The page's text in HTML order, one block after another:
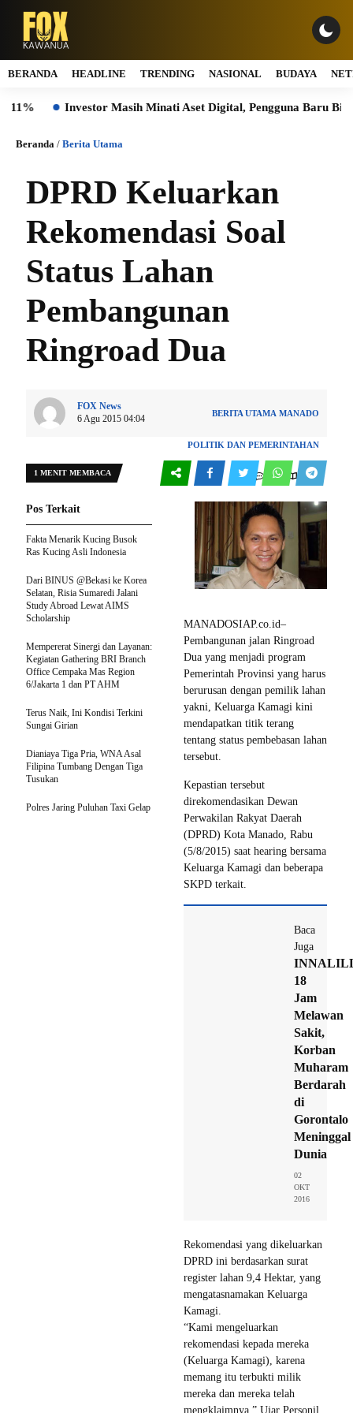
BERANDA HEADLINE TRENDING NASIONAL BUDAYA
Investor Masih Minati Aset Digital, Pengguna Baru Bittime
Beranda / Berita Utama
DPRD Keluarkan
Rekomendasi Soal
Status Lahan
Pembangunan
Ringroad Dua
FOX News
6 Agu 2015 04:04
BERITA UTAMA MANADO
POLITIK DAN PEMERINTAHAN
0 127
1 MENIT MEMBACA
MANADOSIAP.co.id–
Pembangunan jalan Ringroad
Dua yang menjadi program
Pemerintah Provinsi yang harus
berurusan dengan pemilik lahan
yakni, Keluarga Kamagi kini
mendapatkan titik terang
tentang status pembebasan lahan
tersebut.
Kepastian tersebut
direkomendasikan Dewan
Perwakilan Rakyat Daerah
(DPRD) Kota Manado, Rabu
(5/8/2015) saat hearing bersama
Keluarga Kamagi dan beberapa
SKPD terkait.
Baca
Juga
18
Jam
Melawan
Sakit,
Korban
Muharam
Berdarah
di
Gorontalo
Meninggal
Dunia
02
OKT
2016
Rekomendasi yang dikeluarkan
DPRD ini berdasarkan surat
register lahan 9,4 Hektar, yang
mengatasnamakan Keluarga
Kamagi.
“Kami mengeluarkan
rekomendasi kepada mereka
(Keluarga Kamagi), karena
memang itu terbukti milik
mereka dan mereka telah
mengklaimnya,” Ujar Personil
Pos Terkait
Fakta Menarik Kucing Busok
Ras Kucing Asli Indonesia
Dari BINUS @Bekasi ke Korea
Selatan, Risia Sumaredi Jalani
Study Abroad Lewat AIMS
Scholarship
Mempererat Sinergi dan Layanan:
Kegiatan Gathering BRI Branch
Office Cempaka Mas Region
6/Jakarta 1 dan PT AHM
Terus Naik, Ini Kondisi Terkini
Sungai Girian
Dianiaya Tiga Pria, WNA Asal
Filipina Tumbang Dengan Tiga
Tusukan
Polres Jaring Puluhan Taxi Gelap